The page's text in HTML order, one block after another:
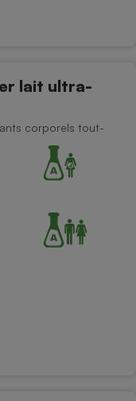
lait ultra-
corporels tout-